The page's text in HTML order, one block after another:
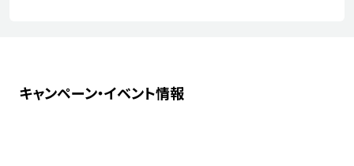
キャンペーン・イベント情報